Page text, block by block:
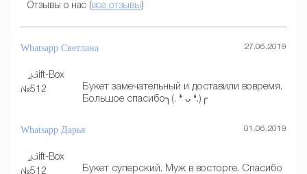
Отзывы о нас (все отзывы)
Whatsapp Светлана 27.06.2019
Букет замечательный и доставили вовремя.
Большое спасибо╮(. ❛ ᴗ ❛.)╭
Whatsapp Дарья 01.06.2019
Букет суперский. Муж в восторге. Спасибо